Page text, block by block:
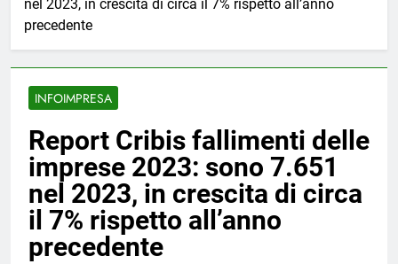
nel 2023, in crescita di circa il 7% rispetto all’anno
precedente
INFOIMPRESA
Report Cribis fallimenti delle
imprese 2023: sono 7.651
nel 2023, in crescita di circa
il 7% rispetto all’anno
precedente